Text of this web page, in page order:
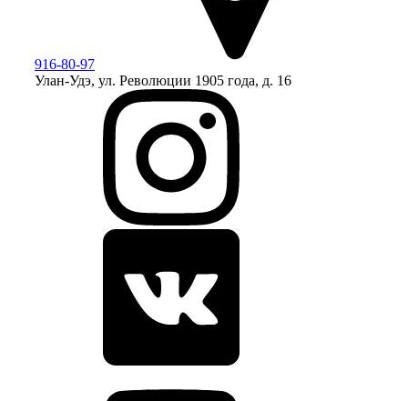
916-80-97
Улан-Удэ, ул. Революции 1905 года, д. 16